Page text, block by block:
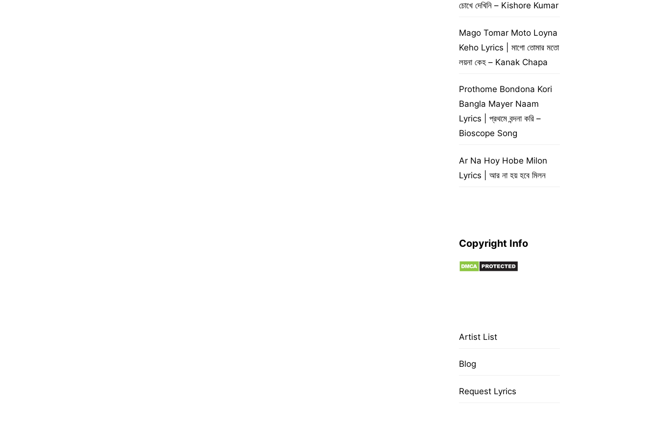
চোখে দেখিনি – Kishore Kumar
Mago Tomar Moto Loyna
Keho Lyrics | মাগো তোমার মতো
লয়না কেহ – Kanak Chapa
Prothome Bondona Kori
Bangla Mayer Naam
Lyrics | প্রথমে বন্দনা করি –
Bioscope Song
Ar Na Hoy Hobe Milon
Lyrics | আর না হয় হবে মিলন
Copyright Info
Artist List
Blog
Request Lyrics